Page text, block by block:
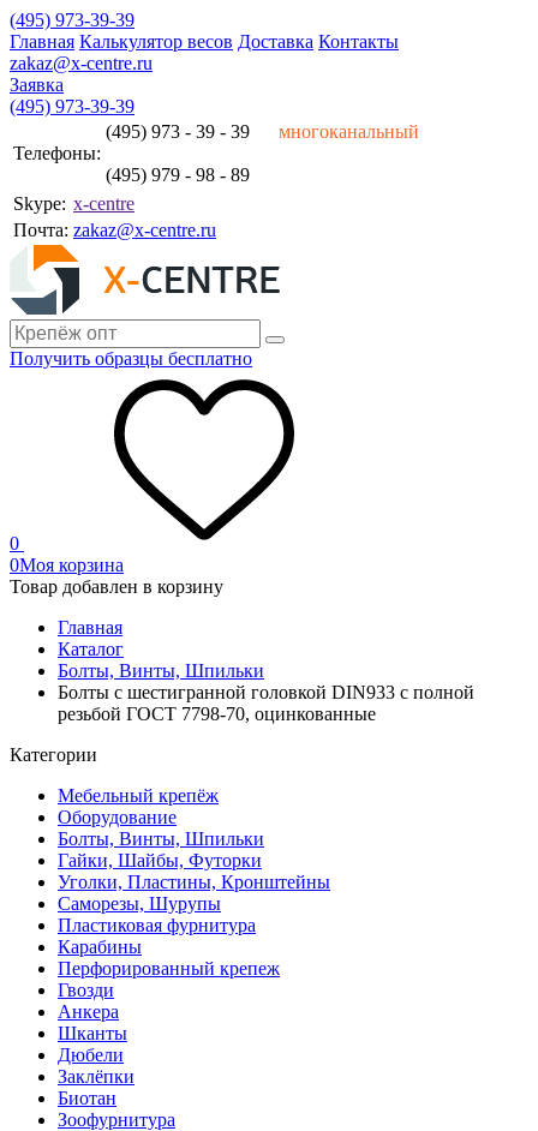
(495) 973-39-39
Главная Калькулятор весов Доставка Контакты
zakaz@x-centre.ru
Заявка
(495) 973-39-39
Телефоны:
(495) 973 - 39 - 39 многоканальный
(495) 979 - 98 - 89
Skype: x-centre
Почта: zakaz@x-centre.ru
Получить образцы бесплатно
0
0Моя корзина
Товар добавлен в корзину
Главная
Каталог
Болты, Винты, Шпильки
Болты с шестигранной головкой DIN933 с полной
резьбой ГОСТ 7798-70, оцинкованные
Категории
Мебельный крепёж
Оборудование
Болты, Винты, Шпильки
Гайки, Шайбы, Футорки
Уголки, Пластины, Кронштейны
Саморезы, Шурупы
Пластиковая фурнитура
Карабины
Перфорированный крепеж
Гвозди
Анкера
Шканты
Дюбели
Заклёпки
Биотан
Зоофурнитура